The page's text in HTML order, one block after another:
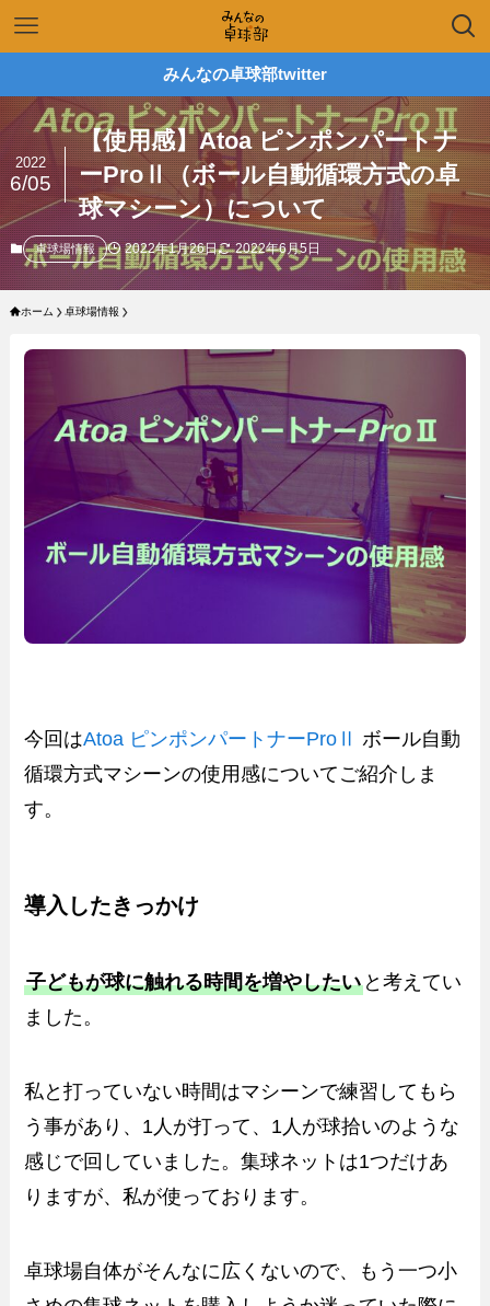
みんなの卓球部twitter
【使用感】Atoa ピンポンパートナ
ーProⅡ（ボール自動循環方式の卓
球マシーン）について
2022
6/05
卓球場情報 2022年1月26日 2022年6月5日
ホーム 卓球場情報
今回はAtoa ピンポンパートナーProⅡ ボール自動
循環方式マシーンの使用感についてご紹介しま
す。
導入したきっかけ
子どもが球に触れる時間を増やしたい と考えてい
ました。
私と打っていない時間はマシーンで練習してもら
う事があり、1人が打って、1人が球拾いのような
感じで回していました。集球ネットは1つだけあ
りますが、私が使っております。
卓球場自体がそんなに広くないので、もう一つ小